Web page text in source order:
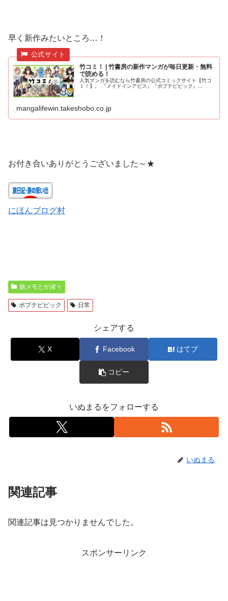
早く新作みたいところ…！
竹コミ！ | 竹書房の新作マンガが毎日更新・無料
で読める！
人気マンガを読むなら竹書房の公式コミックサイト【竹コ
ミ！】。 『メイドインアビス』『ポプテピピック』...
mangalifewin.takeshobo.co.jp
お付き合いありがとうございました～★
にほんブログ村
旅メモとか諸々
ポプテピピック 日常
シェアする
X Facebook はてブ
コピー
いぬまるをフォローする
いぬまる
関連記事
関連記事は見つかりませんでした。
スポンサーリンク